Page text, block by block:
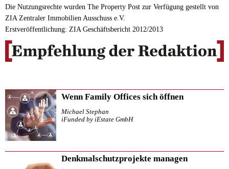
Die Nutzungsrechte wurden The Property Post zur Verfügung gestellt von
ZIA Zentraler Immobilien Ausschuss e.V.
Erstveröffentlichung: ZIA Geschäftsbericht 2012/2013
Wenn Family Offices sich öffnen
Michael Stephan
iFunded by iEstate GmbH
Denkmalschutzprojekte managen